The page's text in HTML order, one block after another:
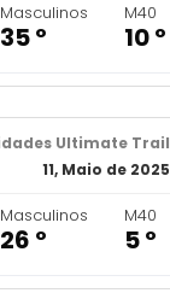
Masculinos
35 º
M40
10 º
Ultimate Trail
11, Maio de 2025
Masculinos
26 º
M40
5 º